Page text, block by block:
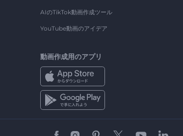
AIのTikTok動画作成ツール
YouTube動画のアイデア
動画作成用のアプリ